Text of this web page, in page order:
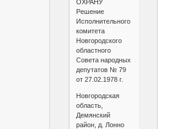
ОХРАНУ
Решение
Исполнительного
комитета
Новгородского
областного
Совета народных
депутатов № 79
от 27.02.1978 г.
Новгородская
область,
Демянский
район, д. Лонно